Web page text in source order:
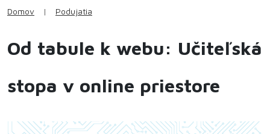
Domov | Podujatia
Od tabule k webu: Učiteľská
stopa v online priestore